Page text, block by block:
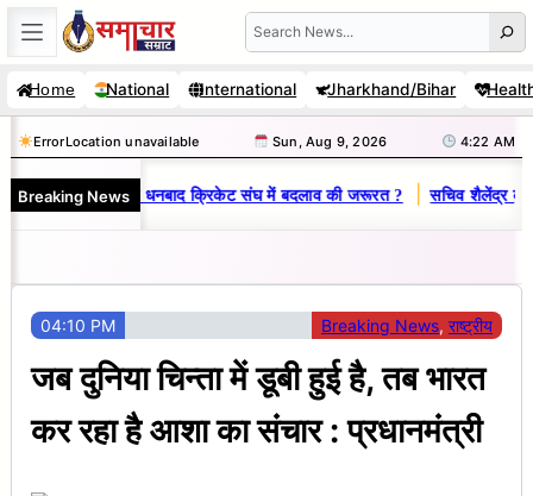
Skip
to
content
Search
Home National International Jharkhand/Bihar
ErrorLocation unavailable Sun, Aug 9, 2026 4:22 AM
Breaking News
राज : जानें क्यों है धनबाद क्रिकेट संघ में बदलाव की जरूरत ? | सचिव शैलेंद्र
04:10 PM Breaking News, राष्ट्रीय
जब दुनिया चिन्ता में डूबी हुई है, तब भारत
कर रहा है आशा का संचार : प्रधानमंत्री